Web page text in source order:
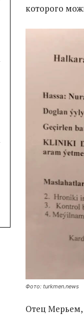
которого
Фото: turkmen.news
Отец Мерьем,